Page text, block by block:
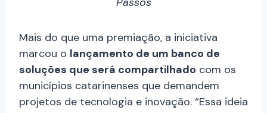
Mais do que uma premiação, a iniciativa
marcou o lançamento de um banco de
soluções que será compartilhado com os
municípios catarinenses que demandem
projetos de tecnologia e inovação. “Essa ideia